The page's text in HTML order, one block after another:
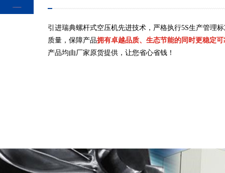
引进瑞典螺杆式空压机先进技术，严格执行5S生产管理
质量，保障产品拥有卓越品质、生态节能的同时更稳定可
产品均由厂家原货提供，让您省心省钱！